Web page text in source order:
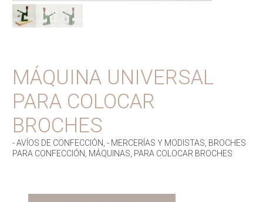
MÁQUINA UNIVERSAL
PARA COLOCAR
BROCHES
- AVÍOS DE CONFECCIÓN ,- MERCERÍAS Y MODISTAS BROCHES
PARA CONFECCIÓN MÁQUINAS PARA COLOCAR BROCHES